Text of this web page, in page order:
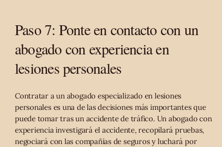
Paso 7: Ponte en contacto con un
abogado con experiencia en
lesiones personales
Contratar a un abogado especializado en lesiones
personales es una de las decisiones más importantes que
puede tomar tras un accidente de tráfico. Un abogado con
experiencia investigará el accidente, recopilará pruebas,
negociará con las compañías de seguros y luchará por